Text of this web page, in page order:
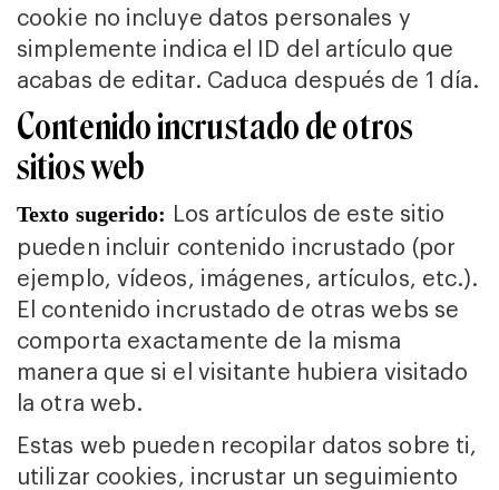
cookie no incluye datos personales y
simplemente indica el ID del artículo que
acabas de editar. Caduca después de 1 día.
Contenido incrustado de otros
sitios web
Texto sugerido: Los artículos de este sitio
pueden incluir contenido incrustado (por
ejemplo, vídeos, imágenes, artículos, etc.).
El contenido incrustado de otras webs se
comporta exactamente de la misma
manera que si el visitante hubiera visitado
la otra web.
Estas web pueden recopilar datos sobre ti,
utilizar cookies, incrustar un seguimiento